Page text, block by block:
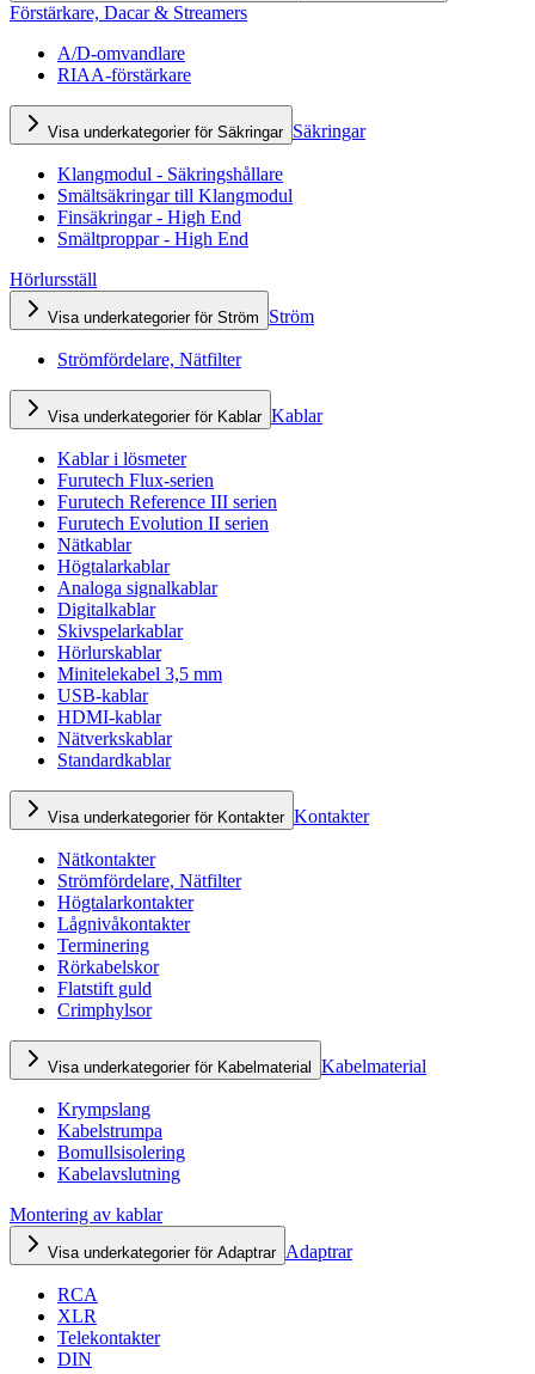
Förstärkare, Dacar & Streamers
A/D-omvandlare
RIAA-förstärkare
Visa underkategorier för Säkringar Säkringar
Klangmodul - Säkringshållare
Smältsäkringar till Klangmodul
Finsäkringar - High End
Smältproppar - High End
Hörlursställ
Visa underkategorier för Ström Ström
Strömfördelare, Nätfilter
Visa underkategorier för Kablar Kablar
Kablar i lösmeter
Furutech Flux-serien
Furutech Reference III serien
Furutech Evolution II serien
Nätkablar
Högtalarkablar
Analoga signalkablar
Digitalkablar
Skivspelarkablar
Hörlurskablar
Minitelekabel 3,5 mm
USB-kablar
HDMI-kablar
Nätverkskablar
Standardkablar
Visa underkategorier för Kontakter Kontakter
Nätkontakter
Strömfördelare, Nätfilter
Högtalarkontakter
Lågnivåkontakter
Terminering
Rörkabelskor
Flatstift guld
Crimphylsor
Visa underkategorier för Kabelmaterial Kabelmaterial
Krympslang
Kabelstrumpa
Bomullsisolering
Kabelavslutning
Montering av kablar
Visa underkategorier för Adaptrar Adaptrar
RCA
XLR
Telekontakter
DIN